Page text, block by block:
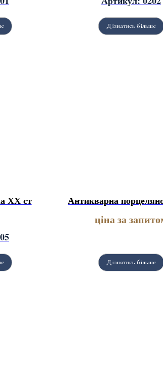
Дізнатись більше
ХХ ст Антикварна
ціна за
Дізнатись більше